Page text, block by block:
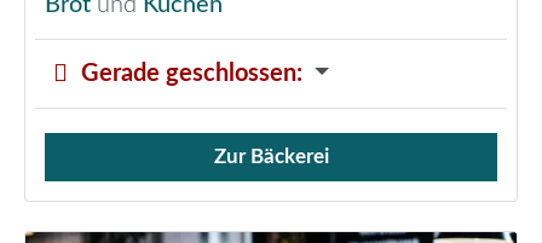
Gerade geschlossen:
Verkauf von Brötchen,
Zur Bäckerei